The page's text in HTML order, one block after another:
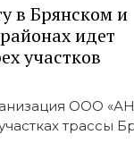
в Брянском и
идет
участков
ООО
трассы